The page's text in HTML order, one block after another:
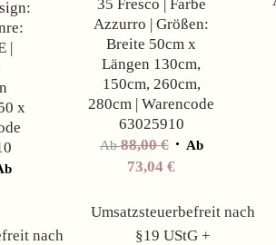
|
x
nach
35 Fresco | Farbe
Azzurro | Größen:
Breite 50cm x
Längen 130cm,
150cm, 260cm,
280cm | Warencode
63025910
Ab88,00€ Ab
73,04€
Umsatzsteuerbefreit nach
§19 UStG +